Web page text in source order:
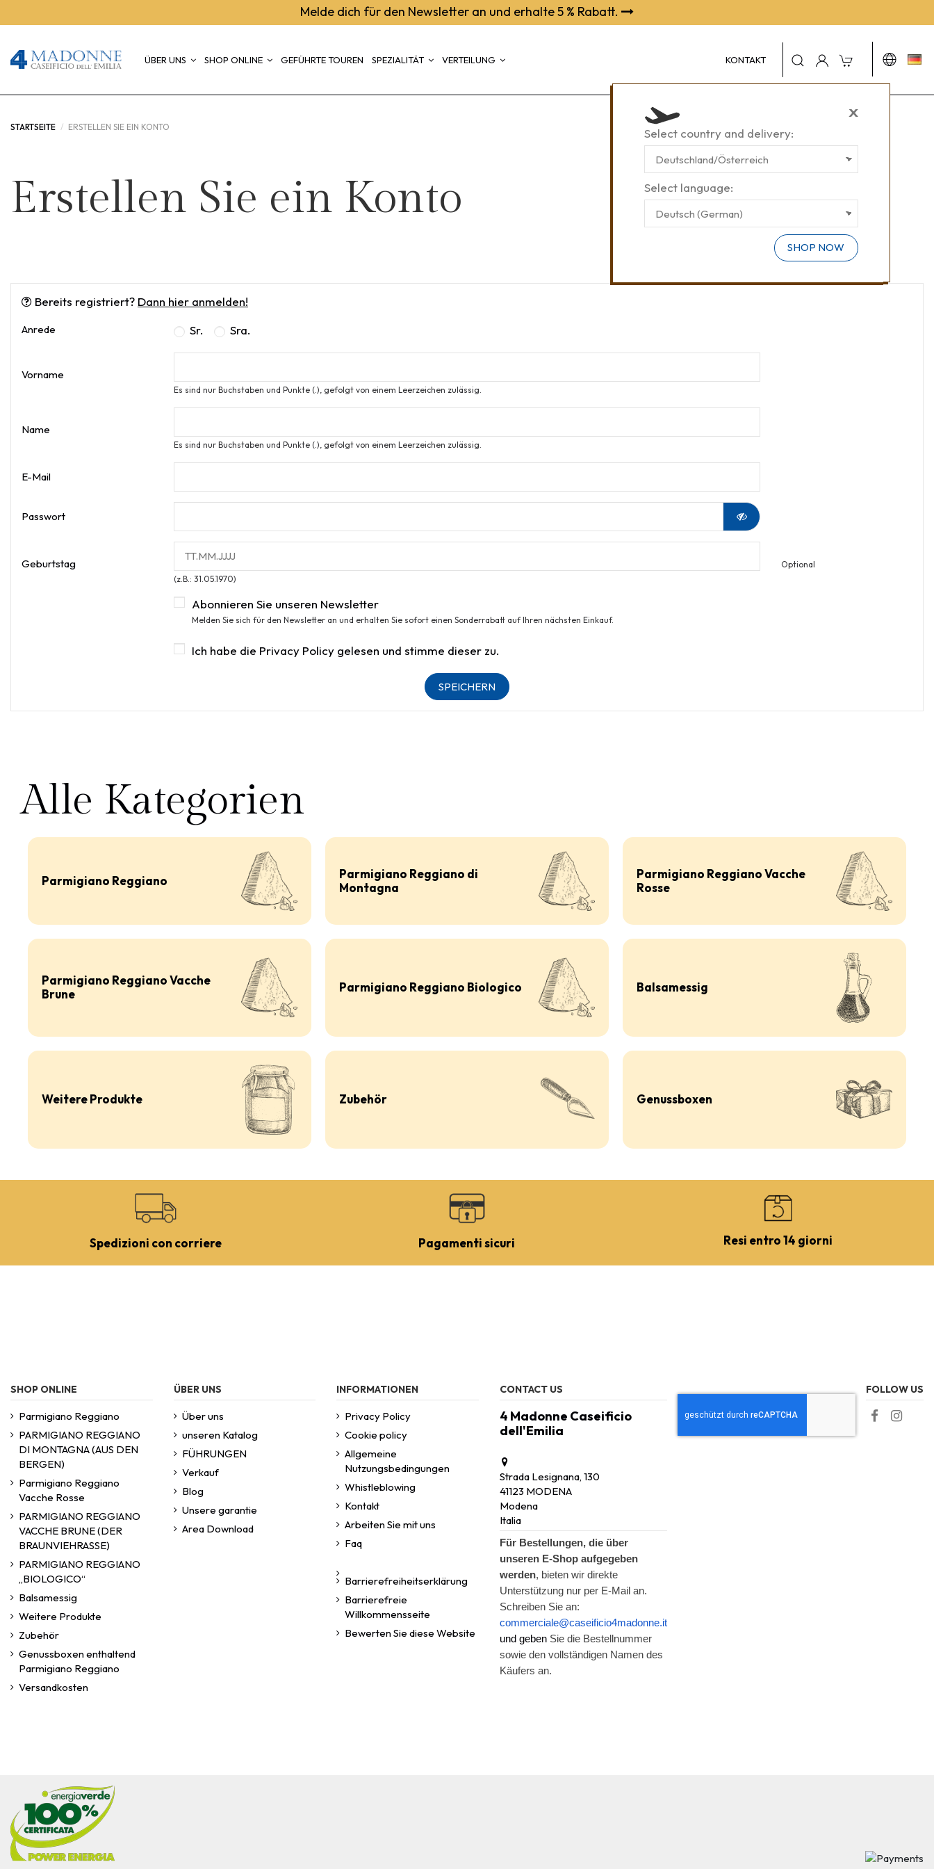
Melde dich für den Newsletter an und erhalte 5 % Rabatt.
ÜBER UNS SHOP ONLINE GEFÜHRTE TOUREN SPEZIALITÄT VERTEILUNG KONTAKT
X
Select country and delivery:
Select language:
SHOP NOW
STARTSEITE ERSTELLEN SIE EIN KONTO
Erstellen Sie ein Konto
Bereits registriert? Dann hier anmelden!
Anrede Sr. Sra.
Vorname
Es sind nur Buchstaben und Punkte (.), gefolgt von einem Leerzeichen zulässig.
Name
Es sind nur Buchstaben und Punkte (.), gefolgt von einem Leerzeichen zulässig.
E-Mail
Passwort
Geburtstag
(z.B.: 31.05.1970)
Optional
Abonnieren Sie unseren Newsletter
Melden Sie sich für den Newsletter an und erhalten Sie sofort einen Sonderrabatt auf Ihren nächsten Einkauf.
Ich habe die Privacy Policy gelesen und stimme dieser zu.
SPEICHERN
Alle Kategorien
Parmigiano Reggiano
Parmigiano Reggiano di
Montagna
Parmigiano Reggiano Vacche
Rosse
Parmigiano Reggiano Vacche
Brune
Parmigiano Reggiano Biologico Balsamessig
Weitere Produkte Zubehör Genussboxen
Spedizioni con corriere Pagamenti sicuri Resi entro 14 giorni
SHOP ONLINE
Parmigiano Reggiano
PARMIGIANO REGGIANO
DI MONTAGNA (AUS DEN
BERGEN)
Parmigiano Reggiano
Vacche Rosse
PARMIGIANO REGGIANO
VACCHE BRUNE (DER
BRAUNVIEHRASSE)
PARMIGIANO REGGIANO
„BIOLOGICO“
Balsamessig
Weitere Produkte
Zubehör
Genussboxen enthaltend
Parmigiano Reggiano
Versandkosten
ÜBER UNS
Über uns
unseren Katalog
FÜHRUNGEN
Verkauf
Blog
Unsere garantie
Area Download
INFORMATIONEN
Privacy Policy
Cookie policy
Allgemeine
Nutzungsbedingungen
Whistleblowing
Kontakt
Arbeiten Sie mit uns
Faq
Barrierefreiheitserklärung
Barrierefreie
Willkommensseite
Bewerten Sie diese Website
CONTACT US
4 Madonne Caseificio
dell'Emilia
Strada Lesignana, 130
41123 MODENA
Modena
Italia
Für Bestellungen, die über
unseren E-Shop aufgegeben
werden, bieten wir direkte
Unterstützung nur per E-Mail an.
Schreiben Sie an:
commerciale@caseificio4madonne.it
und geben Sie die Bestellnummer
sowie den vollständigen Namen des
Käufers an.
FOLLOW US